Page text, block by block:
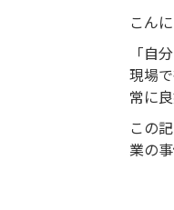
こん
「自
現場
常に
この
業の